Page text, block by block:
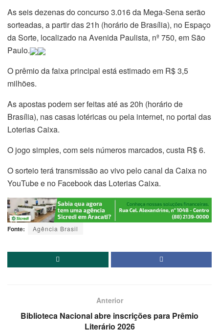
As seis dezenas do concurso 3.016 da Mega-Sena serão
sorteadas, a partir das 21h (horário de Brasília), no Espaço
da Sorte, localizado na Avenida Paulista, nº 750, em São
Paulo.
O prêmio da faixa principal está estimado em R$ 3,5
milhões.
As apostas podem ser feitas até as 20h (horário de
Brasília), nas casas lotéricas ou pela internet, no portal das
Loterias Caixa.
O jogo simples, com seis números marcados, custa R$ 6.
O sorteio terá transmissão ao vivo pelo canal da Caixa no
YouTube e no Facebook das Loterias Caixa.
Fonte: Agência Brasil
Anterior
Biblioteca Nacional abre inscrições para Prêmio
Literário 2026